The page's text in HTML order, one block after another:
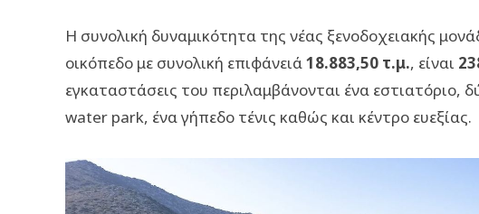
Η συνολική δυναμικότητα της νέας ξενοδοχειακής
οικόπεδο με συνολική επιφάνειά18.883,50 τ.μ., είναι
εγκαταστάσεις του περιλαμβάνονται ένα εστιατόριο,
water park, ένα γήπεδο τένις καθώς και κέντρο ευεξίας.